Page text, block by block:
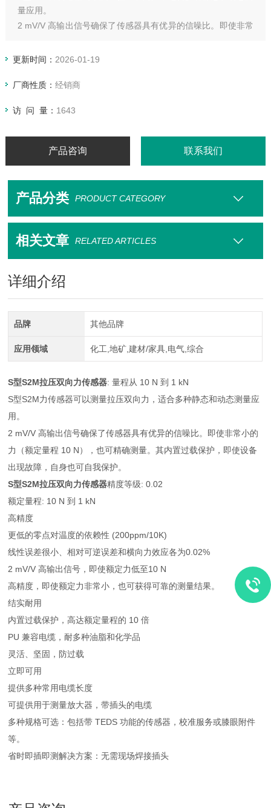
量应用。
2 mV/V 高输出信号确保了传感器具有优异的信噪比。即使非常
即使设备出现故障，自身也可自我保护。
更新时间： 2026-01-19
厂商性质： 经销商
访 问 量： 1643
产品咨询 联系我们
产品分类 PRODUCT CATEGORY
相关文章 RELATED ARTICLES
详细介绍
品牌 其他品牌
应用领域 化工,地矿,建材/家具,电气,综合
S型S2M拉压双向力传感器: 量程从 10 N 到 1 kN
S型S2M力传感器可以测量拉压双向力，适合多种静态和动态测量应
用。
2 mV/V 高输出信号确保了传感器具有优异的信噪比。即使非常小的
力（额定量程 10 N），也可精确测量。其内置过载保护，即使设备
出现故障，自身也可自我保护。
S型S2M拉压双向力传感器精度等级: 0.02
额定量程: 10 N 到 1 kN
高精度
更低的零点对温度的依赖性 (200ppm/10K)
线性误差很小、相对可逆误差和横向力效应各为0.02%
2 mV/V 高输出信号，即使额定力低至10 N
高精度，即使额定力非常小，也可获得可靠的测量结果。
结实耐用
内置过载保护，高达额定量程的 10 倍
PU 兼容电缆，耐多种油脂和化学品
灵活、坚固，防过载
立即可用
提供多种常用电缆长度
可提供用于测量放大器，带插头的电缆
多种规格可选：包括带 TEDS 功能的传感器，校准服务或膝眼附件
等。
省时即插即测解决方案：无需现场焊接插头